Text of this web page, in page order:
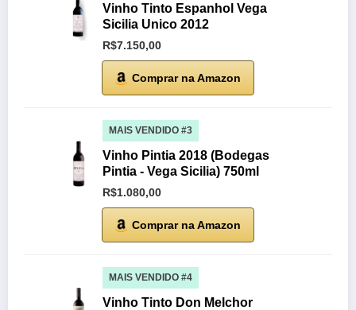
Vinho Tinto Espanhol Vega
Sicilia Unico 2012
R$7.150,00
Comprar na Amazon
MAIS VENDIDO #3
Vinho Pintia 2018 (Bodegas
Pintia - Vega Sicilia) 750ml
R$1.080,00
Comprar na Amazon
MAIS VENDIDO #4
Vinho Tinto Don Melchor